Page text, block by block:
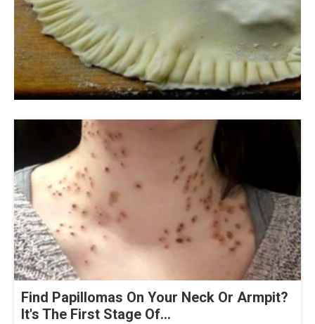
Find Papillomas On Your Neck Or Armpit?
It's The First Stage Of...